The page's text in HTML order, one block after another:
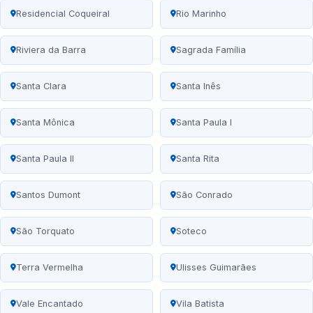
Residencial Coqueiral Rio Marinho
Riviera da Barra Sagrada Família
Santa Clara Santa Inês
Santa Mônica Santa Paula I
Santa Paula II Santa Rita
Santos Dumont São Conrado
São Torquato Soteco
Terra Vermelha Ulisses Guimarães
Vale Encantado Vila Batista